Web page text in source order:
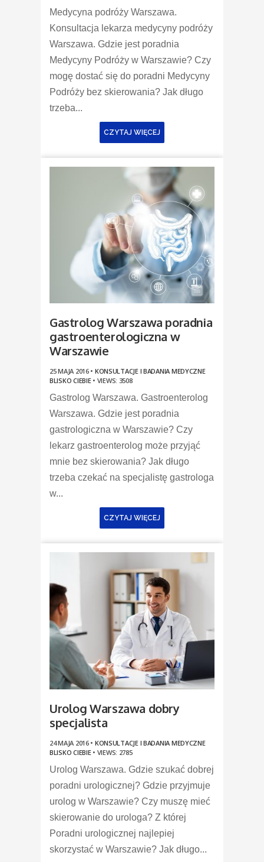
Medycyna podróży Warszawa.
Konsultacja lekarza medycyny podróży
Warszawa. Gdzie jest poradnia
Medycyny Podróży w Warszawie? Czy
mogę dostać się do poradni Medycyny
Podróży bez skierowania? Jak długo
trzeba...
CZYTAJ WIĘCEJ
Gastrolog Warszawa poradnia
gastroenterologiczna w
Warszawie
25 MAJA 2016 • KONSULTACJE I BADANIA MEDYCZNE
BLISKO CIEBIE• VIEWS: 3508
Gastrolog Warszawa. Gastroenterolog
Warszawa. Gdzie jest poradnia
gastrologiczna w Warszawie? Czy
lekarz gastroenterolog może przyjąć
mnie bez skierowania? Jak długo
trzeba czekać na specjalistę gastrologa
w...
CZYTAJ WIĘCEJ
Urolog Warszawa dobry
specjalista
24 MAJA 2016 • KONSULTACJE I BADANIA MEDYCZNE
BLISKO CIEBIE• VIEWS: 2785
Urolog Warszawa. Gdzie szukać dobrej
poradni urologicznej? Gdzie przyjmuje
urolog w Warszawie? Czy muszę mieć
skierowanie do urologa? Z której
Poradni urologicznej najlepiej
skorzystać w Warszawie? Jak długo...